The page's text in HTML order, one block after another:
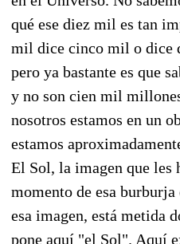
qué ese diez mil es tan
mil dice cinco mil o dice
pero ya bastante es que
y no son cien mil
nosotros estamos en un
estamos
El Sol, la imagen que les
momento de esa
esa imagen, está metida
pone aquí "el Sol". Aquí